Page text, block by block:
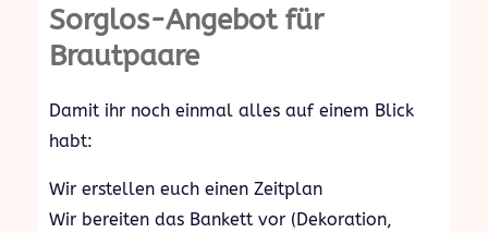
Sorglos-Angebot für
Brautpaare
Damit ihr noch einmal alles auf einem Blick
habt:
Wir erstellen euch einen Zeitplan
Wir bereiten das Bankett vor (Dekoration,